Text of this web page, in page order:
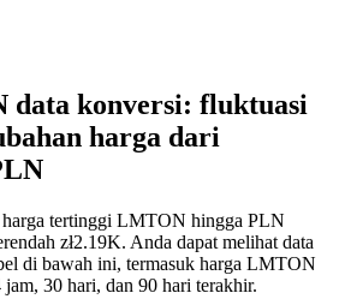
konversi: fluktuasi
harga dari
tertinggi LMTON hingga PLN
zł2.19K. Anda dapat melihat data
di bawah ini, termasuk harga LMTON
30 hari, dan 90 hari terakhir.